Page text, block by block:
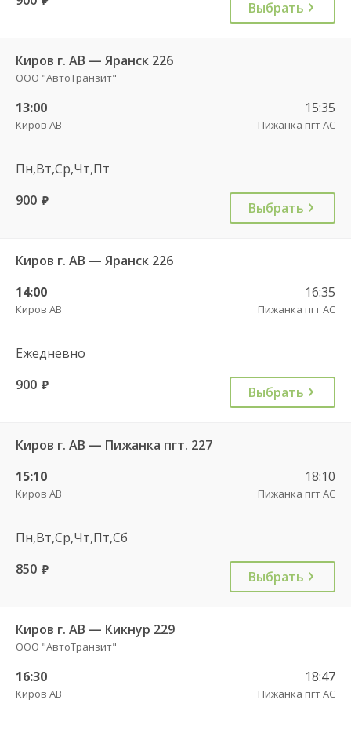
Выбрать
Киров г. АВ — Яранск 226
ООО "АвтоТранзит"
13:00
Киров АВ
15:35
Пижанка пгт АС
Пн,Вт,Ср,Чт,Пт
900 руб. Выбрать
Киров г. АВ — Яранск 226
14:00
Киров АВ
16:35
Пижанка пгт АС
Ежедневно
900 руб. Выбрать
Киров г. АВ — Пижанка пгт. 227
15:10
Киров АВ
18:10
Пижанка пгт АС
Пн,Вт,Ср,Чт,Пт,Сб
850 руб. Выбрать
Киров г. АВ — Кикнур 229
ООО "АвтоТранзит"
16:30
Киров АВ
18:47
Пижанка пгт АС